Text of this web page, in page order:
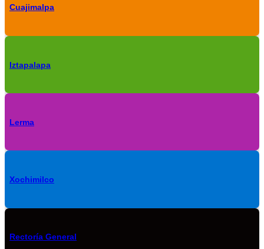
Cuajimalpa
Iztapalapa
Lerma
Xochimilco
Rectoría General